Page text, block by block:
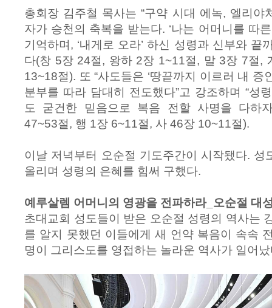
총회장 김주철 목사는 “구약 시대 에녹, 엘리야
자가 승천의 축복을 받는다. ‘나는 어머니를 따
기억하며, ‘내게로 오라’ 하신 성령과 신부와 끝
다(창 5장 24절, 왕하 2장 1~11절, 말 3장 7절,
13~18절). 또 “사도들은 ‘땅끝까지 이르러 내 증
분부를 따라 담대히 전도했다”고 강조하며 “성
도 굳건한 믿음으로 복음 전할 사명을 다하
47~53절, 행 1장 6~11절, 사 46장 10~11절).
이날 저녁부터 오순절 기도주간이 시작됐다. 성
올리며 성령의 은혜를 힘써 구했다.
예루살렘 어머니의 영광을 전파하라_오순절 대
초대교회 성도들이 받은 오순절 성령의 역사는
를 알지 못했던 이들에게 새 언약 복음이 속속
명이 그리스도를 영접하는 놀라운 역사가 일어